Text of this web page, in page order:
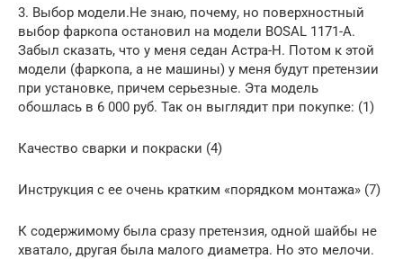
3. Выбор модели.Не знаю, почему, но поверхностный
выбор фаркопа остановил на модели BOSAL 1171-A.
Забыл сказать, что у меня седан Астра-H. Потом к этой
модели (фаркопа, а не машины) у меня будут претензии
при установке, причем серьезные. Эта модель
обошлась в 6 000 руб. Так он выглядит при покупке: (1)
Качество сварки и покраски (4)
Инструкция с ее очень кратким «порядком монтажа» (7)
К содержимому была сразу претензия, одной шайбы не
хватало, другая была малого диаметра. Но это мелочи.